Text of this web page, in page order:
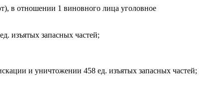
в отношении 1 виновного лица уголовное
изъятых запасных частей;
и уничтожении 458 ед. изъятых запасных частей;